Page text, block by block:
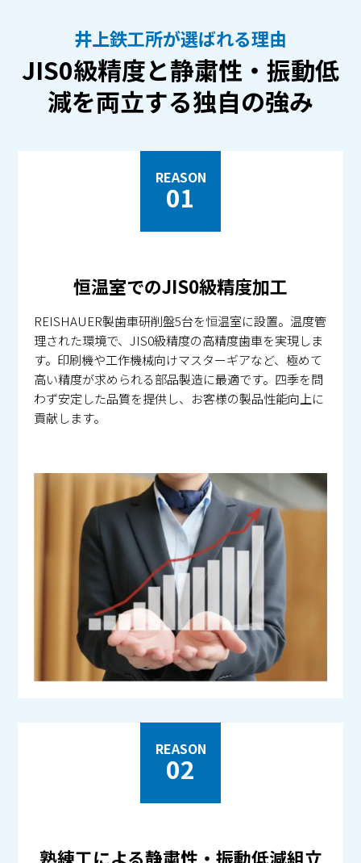
井上鉄工所が選ばれる理由
JIS0級精度と静粛性・振動低
減を両立する独自の強み
REASON
01
恒温室でのJIS0級精度加工
REISHAUER製歯車研削盤5台を恒温室に設置。温度管
理された環境で、JIS0級精度の高精度歯車を実現しま
す。印刷機や工作機械向けマスターギアなど、極めて
高い精度が求められる部品製造に最適です。四季を問
わず安定した品質を提供し、お客様の製品性能向上に
貢献します。
REASON
02
熟練工による静粛性・振動低減組立